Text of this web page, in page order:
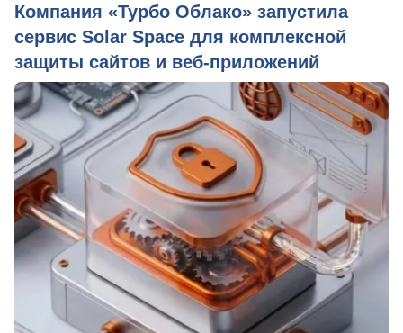
Компания «Турбо Облако» запустила
сервис Solar Space для комплексной
защиты сайтов и веб-приложений